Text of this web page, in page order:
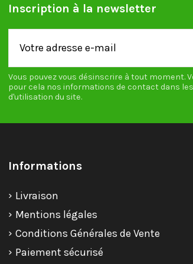
Inscription à la newsletter
Vous pouvez vous désinscrire à tout moment.
pour cela nos informations de contact dans
d'utilisation du site.
Informations
Livraison
Mentions légales
Conditions Générales de Vente
Paiement sécurisé